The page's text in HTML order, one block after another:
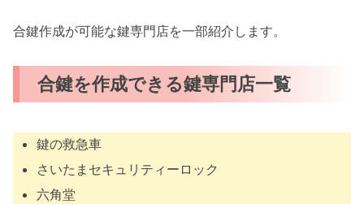
合鍵作成が可能な鍵専門店を一部紹介します。
合鍵を作成できる鍵専門店一覧
鍵の救急車
さいたまセキュリティーロック
六角堂